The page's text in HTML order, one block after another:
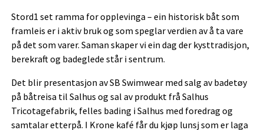
Stord1 set ramma for opplevinga – ein historisk båt som
framleis er i aktiv bruk og som speglar verdien av å ta vare
på det som varer. Saman skaper vi ein dag der kysttradisjon,
berekraft og badeglede står i sentrum.
Det blir presentasjon av SB Swimwear med salg av badetøy
på båtreisa til Salhus og sal av produkt frå Salhus
Tricotagefabrik, felles bading i Salhus med foredrag og
samtalar etterpå. I Krone kafé får du kjøp lunsj som er laga